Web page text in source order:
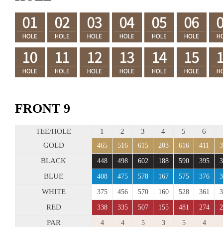
FRONT 9
TEE/HOLE 1 2 3 4 5 6
GOLD
465 516 615 203 616 411
BLACK 448 498 602 188 590 395
BLUE 408 475 578 167 575 376
WHITE 375 456 570 160 528 361
RED 338 335 507 155 481 274
PAR 4 4 5 3 5 4